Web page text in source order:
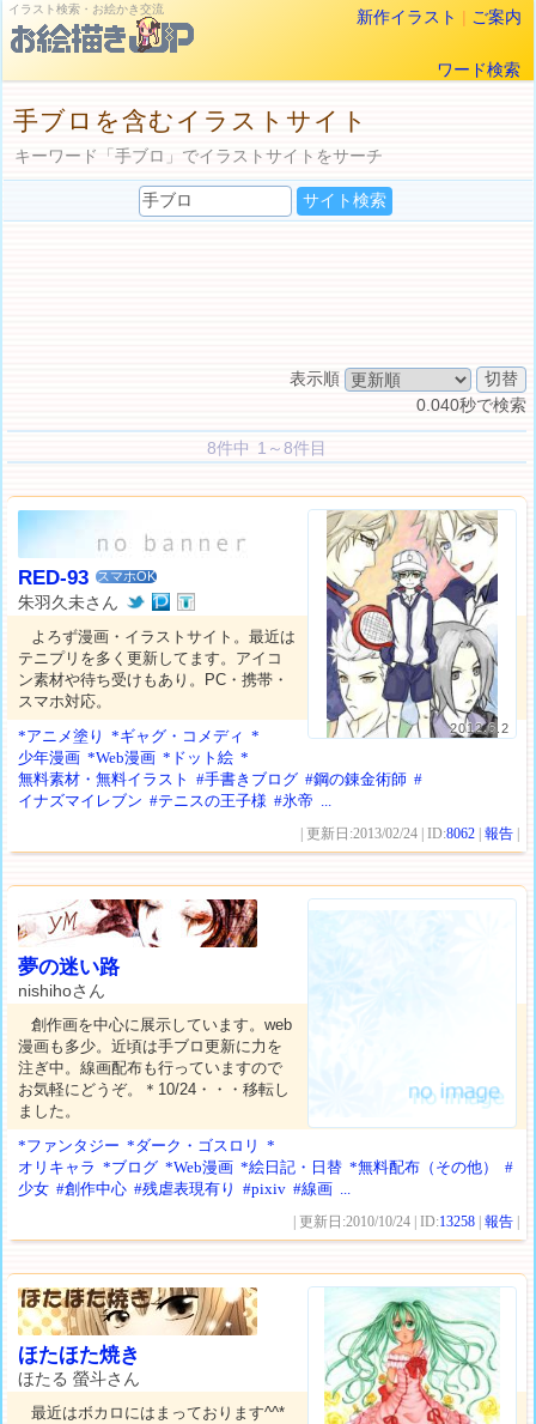
イラスト検索・お絵かき交流 新作イラスト | ご案内
ワード検索
手ブロを含むイラストサイト
キーワード「手ブロ」でイラストサイトをサーチ
表示順
0.040秒で検索
8件中 1～8件目
2012.6.2
RED-93 スマホOK
朱羽久未さん
よろず漫画・イラストサイト。最近は
テニプリを多く更新してます。アイコ
ン素材や待ち受けもあり。PC・携帯・
スマホ対応。
*アニメ塗り
*ギャグ・コメディ *
少年漫画 *Web漫画 *ドット絵 *
無料素材・無料イラスト
#手書きブログ #鋼の錬金術師 #
イナズマイレブン #テニスの王子様 #氷帝 ...
| 更新日:2013/02/24 | ID:8062 |報告
夢の迷い路
nishihoさん
創作画を中心に展示しています。web
漫画も多少。近頃は手ブロ更新に力を
注ぎ中。線画配布も行っていますので
お気軽にどうぞ。＊10/24・・・移転し
ました。
*ファンタジー *ダーク・ゴスロリ
*
オリキャラ *ブログ *Web漫画 *絵日記・日替 *無料配布（その他）
#
少女 #創作中心 #残虐表現有り #pixiv #線画 ...
| 更新日:2010/10/24 | ID:13258 |報告
ほたほた焼き
ほたる 螢斗さん
最近はボカロにはまっております^^*